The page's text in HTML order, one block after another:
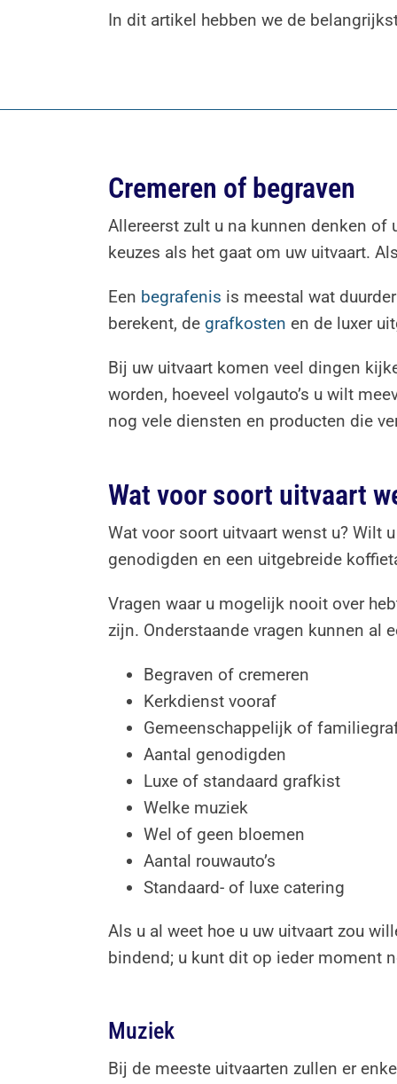
In dit artikel hebben we de
Cremeren of begraven
Allereerst zult u na kunnen denken
keuzes als het gaat om uw uitvaart.
Een begrafenis is meestal wat
berekent, de grafkosten en de luxer
Bij uw uitvaart komen veel dingen
worden, hoeveel volgauto’s u wilt
nog vele diensten en producten die
Wat voor soort uitvaart
Wat voor soort uitvaart wenst u? Wilt
genodigden en een uitgebreide
Vragen waar u mogelijk nooit over
zijn. Onderstaande vragen kunnen al
Begraven of cremeren
Kerkdienst vooraf
Gemeenschappelijk of
Aantal genodigden
Luxe of standaard grafkist
Welke muziek
Wel of geen bloemen
Aantal rouwauto’s
Standaard- of luxe catering
Als u al weet hoe u uw uitvaart zou
bindend; u kunt dit op ieder moment
Muziek
Bij de meeste uitvaarten zullen er